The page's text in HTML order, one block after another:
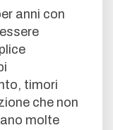
anni con
timori
che non
molte